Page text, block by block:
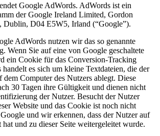
Google AdWords. AdWords ist ein
der Google Ireland Limited, Gordon
Dublin, D04 E5W5, Irland (“Google”).
AdWords nutzen wir das so genannte
Wenn Sie auf eine von Google geschaltete
ein Cookie für das Conversion-Tracking
handelt es sich um kleine Textdateien, die der
Computer des Nutzers ablegt. Diese
30 Tagen ihre Gültigkeit und dienen nicht
der Nutzer. Besucht der Nutzer
Website und das Cookie ist noch nicht
und wir erkennen, dass der Nutzer auf
und zu dieser Seite weitergeleitet wurde.